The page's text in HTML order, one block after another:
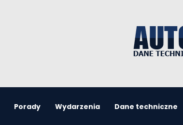
Porady Wydarzenia Dane techniczne